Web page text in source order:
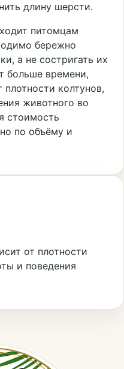
длину шерсти.
питомцам
бережно
а не состригать их
больше времени,
колтунов,
животного во
стоимость
по объёму и
от плотности
и поведения